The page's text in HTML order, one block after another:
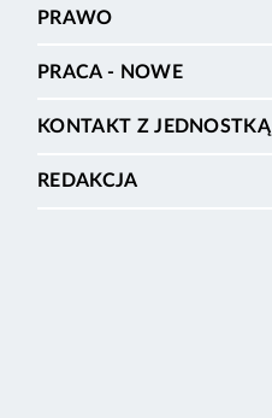
PRAWO
PRACA - NOWE
KONTAKT Z JEDNOSTKĄ
REDAKCJA